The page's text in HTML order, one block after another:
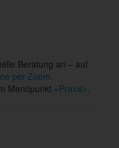
Beratung an – auf
per Zoom.
Menüpunkt »Praxis«.